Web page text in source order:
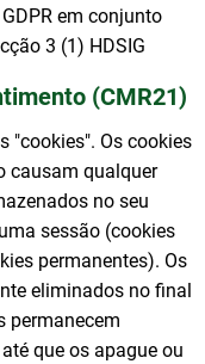
em conjunto
3 (1) HDSIG
(CMR21)
"cookies". Os cookies
causam qualquer
no seu
sessão (cookies
permanentes). Os
eliminados no final
permanecem
que os apague ou